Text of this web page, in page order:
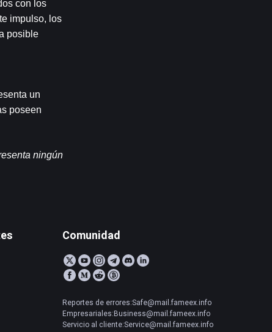
con los
impulso, los
posible
un
poseen
ningún
Comunidad
Reportes de errores:Safe@mail.fameex.info
Empresariales:Business@mail.fameex.info
Servicio al cliente:Service@mail.fameex.info